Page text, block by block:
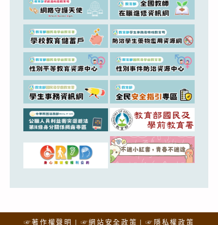
☞著作權聲明 ☞網站安全政策 ☞隱私權政策